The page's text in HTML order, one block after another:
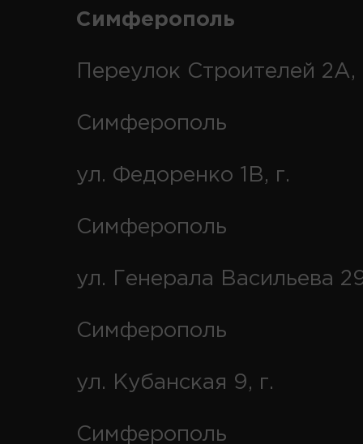
Симферополь
Переулок Строителей 2А,
Симферополь
ул. Федоренко 1В, г.
Симферополь
ул. Генерала Васильева
Симферополь
ул. Кубанская 9, г.
Симферополь